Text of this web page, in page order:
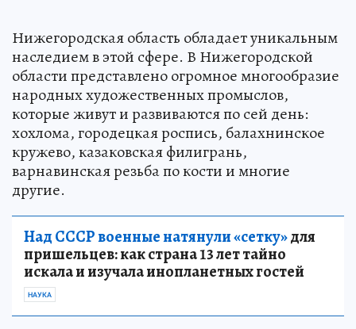
Нижегородская область обладает уникальным
наследием в этой сфере. В Нижегородской
области представлено огромное многообразие
народных художественных промыслов,
которые живут и развиваются по сей день:
хохлома, городецкая роспись, балахнинское
кружево, казаковская филигрань,
варнавинская резьба по кости и многие
другие.
Над СССР военные натянули «сетку»для
пришельцев: как страна 13 лет тайно
искала и изучала инопланетных гостей
НАУКА